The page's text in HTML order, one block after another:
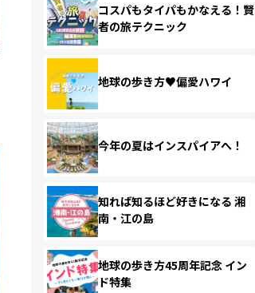
コスパもタイパもかなえる！賢
者の旅テクニック
地球の歩き方♥偏愛ハワイ
今年の夏はインスパイアへ！
知れば知るほど好きになる 湘
南・江の島
地球の歩き方45周年記念 イン
ド特集